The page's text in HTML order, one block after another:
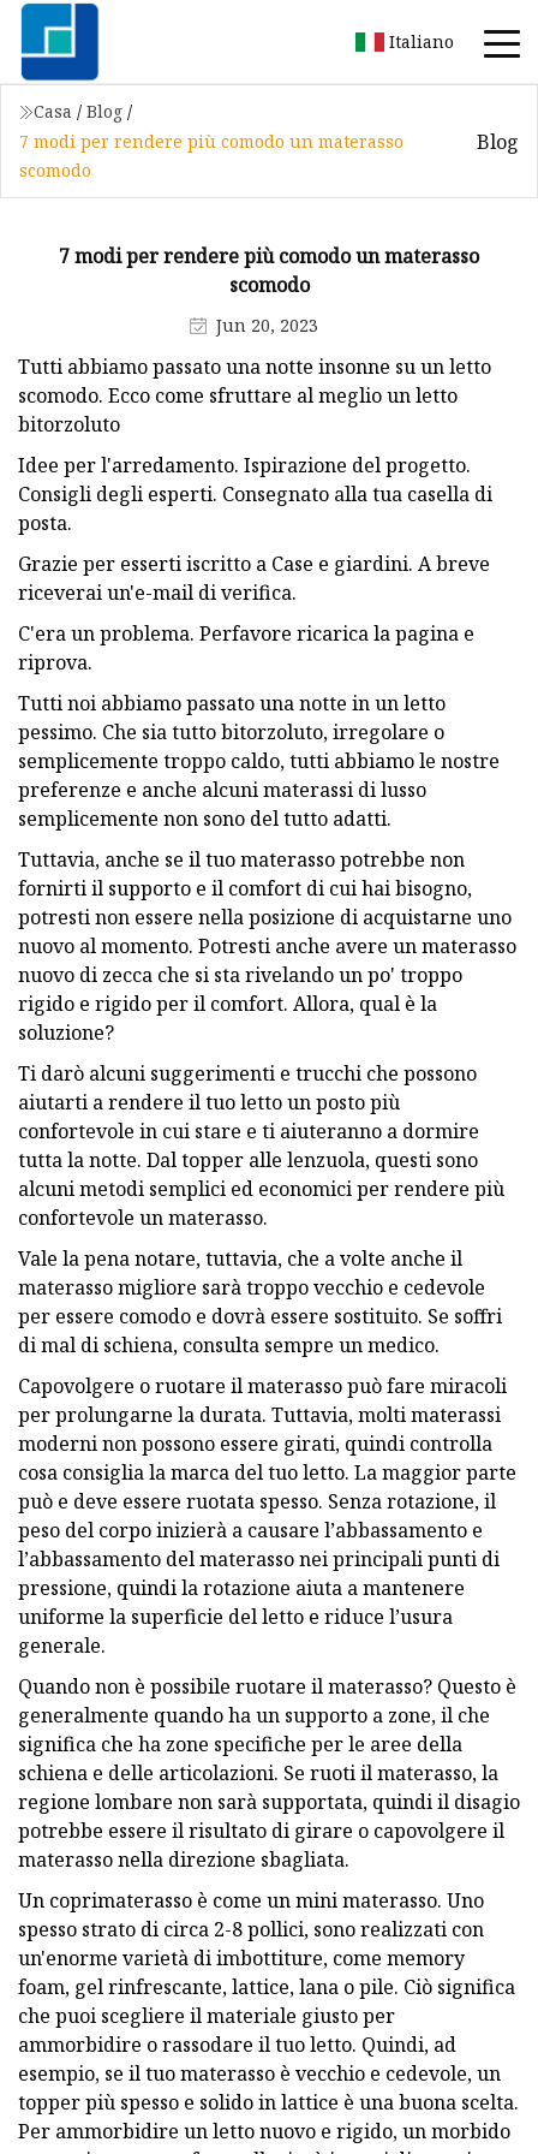
Italiano
Casa / Blog /
7 modi per rendere più comodo un materasso
scomodo
Blog
7 modi per rendere più comodo un materasso
scomodo
Jun 20, 2023
Tutti abbiamo passato una notte insonne su un letto
scomodo. Ecco come sfruttare al meglio un letto
bitorzoluto
Idee per l'arredamento. Ispirazione del progetto.
Consigli degli esperti. Consegnato alla tua casella di
posta.
Grazie per esserti iscritto a Case e giardini. A breve
riceverai un'e-mail di verifica.
C'era un problema. Perfavore ricarica la pagina e
riprova.
Tutti noi abbiamo passato una notte in un letto
pessimo. Che sia tutto bitorzoluto, irregolare o
semplicemente troppo caldo, tutti abbiamo le nostre
preferenze e anche alcuni materassi di lusso
semplicemente non sono del tutto adatti.
Tuttavia, anche se il tuo materasso potrebbe non
fornirti il ​​supporto e il comfort di cui hai bisogno,
potresti non essere nella posizione di acquistarne uno
nuovo al momento. Potresti anche avere un materasso
nuovo di zecca che si sta rivelando un po' troppo
rigido e rigido per il comfort. Allora, qual è la
soluzione?
Ti darò alcuni suggerimenti e trucchi che possono
aiutarti a rendere il tuo letto un posto più
confortevole in cui stare e ti aiuteranno a dormire
tutta la notte. Dal topper alle lenzuola, questi sono
alcuni metodi semplici ed economici per rendere più
confortevole un materasso.
Vale la pena notare, tuttavia, che a volte anche il
materasso migliore sarà troppo vecchio e cedevole
per essere comodo e dovrà essere sostituito. Se soffri
di mal di schiena, consulta sempre un medico.
Capovolgere o ruotare il materasso può fare miracoli
per prolungarne la durata. Tuttavia, molti materassi
moderni non possono essere girati, quindi controlla
cosa consiglia la marca del tuo letto. La maggior parte
può e deve essere ruotata spesso. Senza rotazione, il
peso del corpo inizierà a causare l’abbassamento e
l’abbassamento del materasso nei principali punti di
pressione, quindi la rotazione aiuta a mantenere
uniforme la superficie del letto e riduce l’usura
generale.
Quando non è possibile ruotare il materasso? Questo è
generalmente quando ha un supporto a zone, il che
significa che ha zone specifiche per le aree della
schiena e delle articolazioni. Se ruoti il ​​materasso, la
regione lombare non sarà supportata, quindi il disagio
potrebbe essere il risultato di girare o capovolgere il
materasso nella direzione sbagliata.
Un coprimaterasso è come un mini materasso. Uno
spesso strato di circa 2-8 pollici, sono realizzati con
un'enorme varietà di imbottiture, come memory
foam, gel rinfrescante, lattice, lana o pile. Ciò significa
che puoi scegliere il materiale giusto per
ammorbidire o rassodare il tuo letto. Quindi, ad
esempio, se il tuo materasso è vecchio e cedevole, un
topper più spesso e solido in lattice è una buona scelta.
Per ammorbidire un letto nuovo e rigido, un morbido